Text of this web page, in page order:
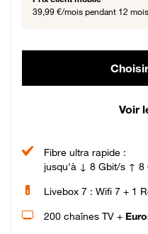
39,99 €/mois pendant 12
Voir
Fibre ultra rapide :
jusqu'à ↓ 8 Gbit/s ↑ 8
Livebox 7 : Wifi 7 + 1
200 chaînes TV +